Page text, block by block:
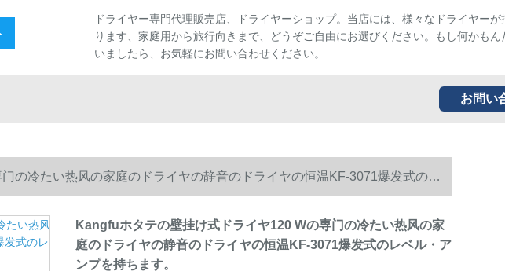
ドライヤー専門代理販売店、ドライヤーショップ。当店には、様々なドライヤーが
ります、家庭用から旅行向きまで、どうぞご自由にお選びください。もし何かもん
いましたら、お気軽にお問い合わせください。
お問い
の冷たい热风の家庭のドライヤの静音のドライヤの恒温KF-3071爆发式のレ
Kangfuホタテの壁挂け式ドライヤ120 Wの専门の冷たい热风の家
庭のドライヤの静音のドライヤの恒温KF-3071爆发式のレベル・ア
ンプを持ちます。